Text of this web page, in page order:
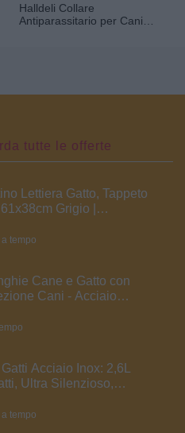
Halldeli Collare
Antiparassitario per Cani
tutte le offerte
Lettiera Gatto, Tappeto
Grigio |
d'ape, antisabbia, sotto la
tempo
Cane e Gatto con
Cani - Acciaio
Acciaio Inox: 2,6L
Ultra Silenzioso,
con Rubinetto 3 Filtri e 3
tempo